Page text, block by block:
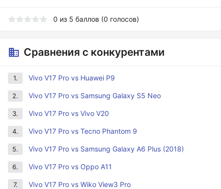
0 из 5 баллов (0 голосов)
Сравнения с конкурентами
1. Vivo V17 Pro vs Huawei P9
2. Vivo V17 Pro vs Samsung Galaxy S5 Neo
3. Vivo V17 Pro vs Vivo V20
4. Vivo V17 Pro vs Tecno Phantom 9
5. Vivo V17 Pro vs Samsung Galaxy A6 Plus (2018)
6. Vivo V17 Pro vs Oppo A11
7. Vivo V17 Pro vs Wiko View3 Pro